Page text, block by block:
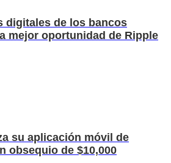
digitales de los bancos
mejor oportunidad de Ripple
su aplicación móvil de
obsequio de $10,000